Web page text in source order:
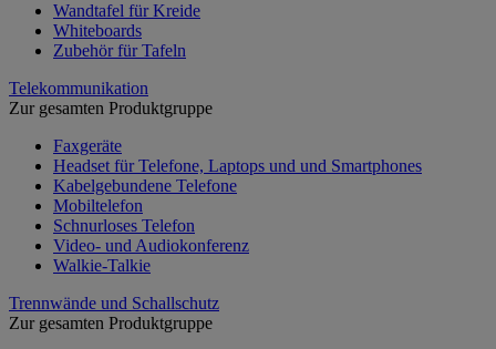
Wandtafel für Kreide
Whiteboards
Zubehör für Tafeln
Telekommunikation
Zur gesamten Produktgruppe
Faxgeräte
Headset für Telefone, Laptops und und Smartphones
Kabelgebundene Telefone
Mobiltelefon
Schnurloses Telefon
Video- und Audiokonferenz
Walkie-Talkie
Trennwände und Schallschutz
Zur gesamten Produktgruppe